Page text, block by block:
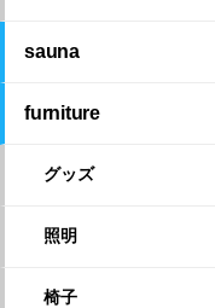
sauna
furniture
グッズ
照明
椅子